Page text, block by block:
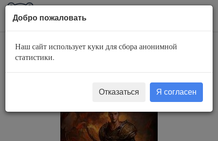
AuBook.org
Владыка ядов
Добро пожаловать
Наш сайт использует куки для сбора анонимной
статистики.
Отказаться Я согласен